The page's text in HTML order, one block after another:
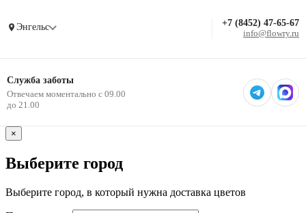
Энгельс +7 (8452) 47-65-67
info@flowry.ru
Служба заботы
Отвечаем моментально с 09.00
до 21.00
×
Выберите город
Выберите город, в который нужна доставка цветов